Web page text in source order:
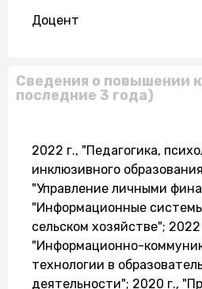
Доцент
Сведения о повышении
последние 3 года)
2022 г., "Педагогика,
инклюзивного
"Управление личными
"Информационные
сельском хозяйстве"; 2022
"Информационно-
технологии в
деятельности"; 2020 г.,